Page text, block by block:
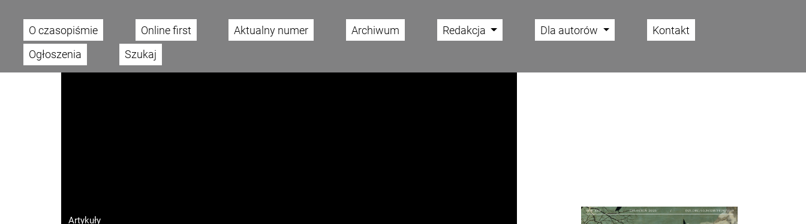
Main menu
O czasopiśmie Online first Aktualny numer Archiwum Redakcja Dla autorów
Kontakt
Ogłoszenia
Szukaj
Artykuły
Cover image